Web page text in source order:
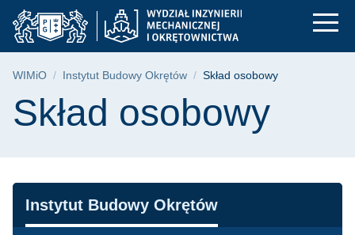
Przejdź
do
menu
Przejdź
do
wyszukiwarki
Przejdź
do
treści
Skład osobowy |
Ścieżka nawigacyjna
WIMiO Instytut Budowy Okrętów Skład osobowy
Treść strony
Skład osobowy
Nawigacja
Instytut Budowy Okrętów